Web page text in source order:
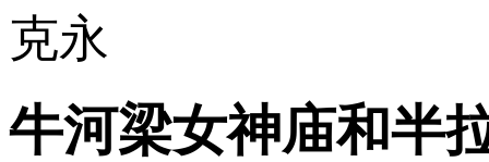
克永
牛河梁女神庙和半